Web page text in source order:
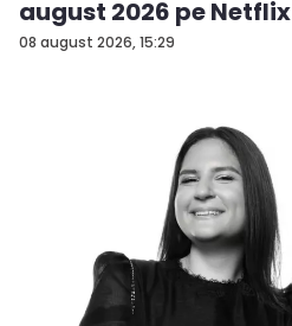
08 august 2026, 15:29
august 2026 pe Netflix